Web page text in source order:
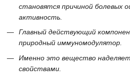
становятся причиной болевых
активность.
Главный действующий
природный иммуномодулятор.
Именно это вещество
свойствами.